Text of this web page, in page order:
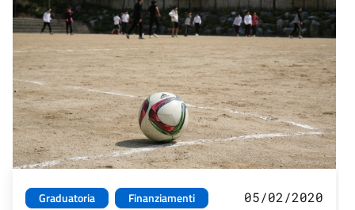
Graduatoria
Finanziamenti
05/02/2020